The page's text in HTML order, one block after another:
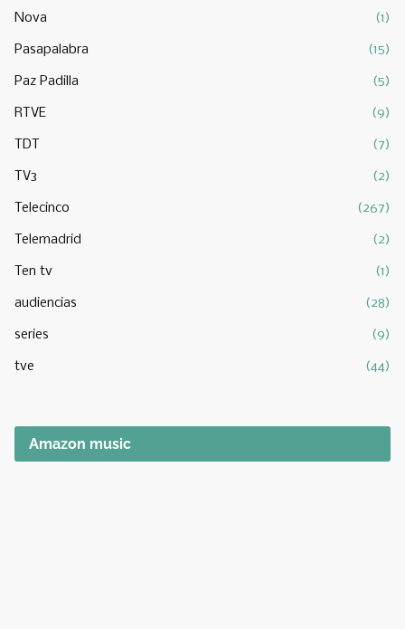
Nova (1)
Pasapalabra (15)
Paz Padilla (5)
RTVE (9)
TDT (7)
TV3 (2)
Telecinco (267)
Telemadrid (2)
Ten tv (1)
audiencias (28)
series (9)
tve (44)
Amazon music